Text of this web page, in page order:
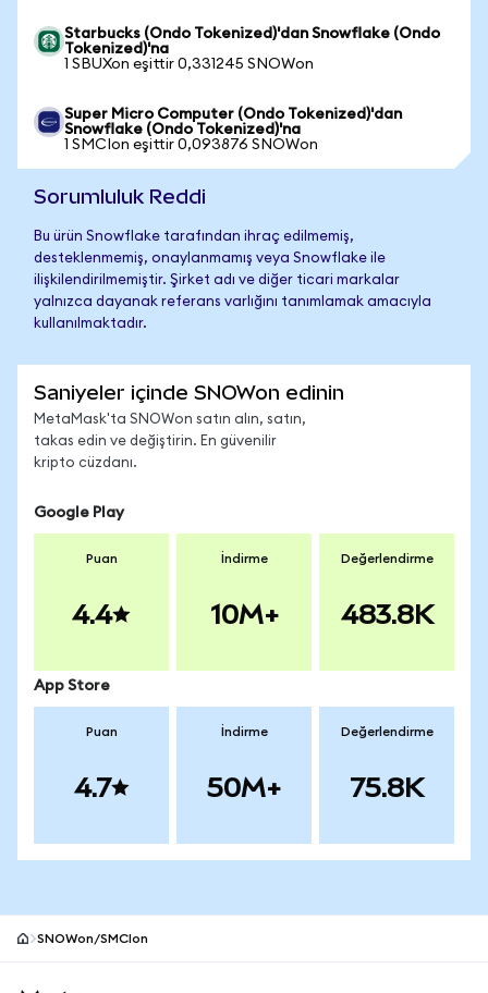
Starbucks (Ondo Tokenized)'dan Snowflake (Ondo
Tokenized)'na
1 SBUXon eşittir 0,331245 SNOWon
Super Micro Computer (Ondo Tokenized)'dan
Snowflake (Ondo Tokenized)'na
1 SMCIon eşittir 0,093876 SNOWon
Sorumluluk Reddi
Bu ürün Snowflake tarafından ihraç edilmemiş,
desteklenmemiş, onaylanmamış veya Snowflake ile
ilişkilendirilmemiştir. Şirket adı ve diğer ticari markalar
yalnızca dayanak referans varlığını tanımlamak amacıyla
kullanılmaktadır.
Saniyeler içinde SNOWon edinin
MetaMask'ta SNOWon satın alın, satın,
takas edin ve değiştirin. En güvenilir
kripto cüzdanı.
Google Play
Puan
4.4
İndirme
10M+
Değerlendirme
483.8K
App Store
Puan
4.7
İndirme
50M+
Değerlendirme
75.8K
SNOWon/SMCIon